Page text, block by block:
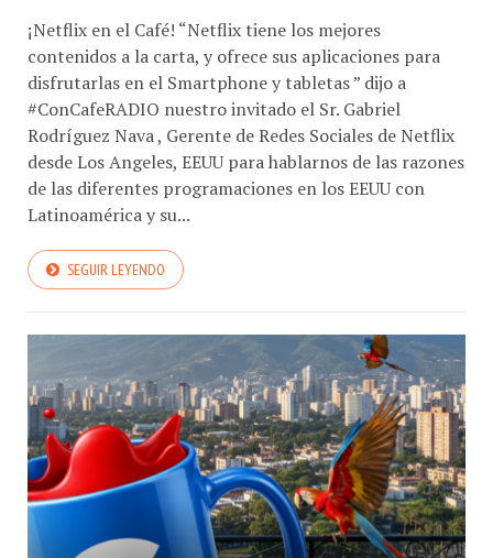
contenidos a la carta, y ofrece sus aplicaciones para
disfrutarlas en el Smartphone y tabletas ” dijo a
#ConCafeRADIO nuestro invitado el Sr. Gabriel
Rodríguez Nava , Gerente de Redes Sociales de Netflix
desde Los Angeles, EEUU para hablarnos de las razones
de las diferentes programaciones en los EEUU con
Latinoamérica y su...
SEGUIR LEYENDO